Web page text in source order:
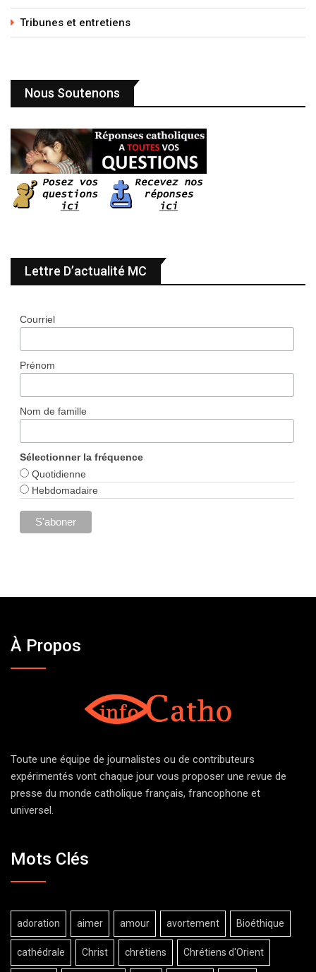
Tribunes et entretiens
Nous Soutenons
Lettre D’actualité MC
Courriel
Prénom
Nom de famille
Sélectionner la fréquence
Quotidienne
Hebdomadaire
À Propos
Toute une équipe de journalistes ou de contributeurs
expérimentés vont chaque jour vous proposer une revue de
presse du monde catholique français, francophone et
universel.
Mots Clés
adoration aimer amour avortement Bioéthique
cathédrale Christ chrétiens Chrétiens d'Orient